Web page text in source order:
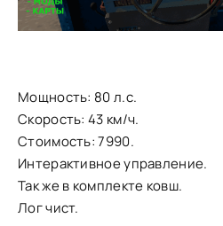
Мощность: 80 л.с.
Скорость: 43 км/ч.
Стоимость: 7990.
Интерактивное управление.
Так же в комплекте ковш.
Лог чист.